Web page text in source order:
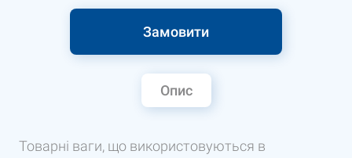
Опис
Замовити
Товарні ваги, що використовуються в